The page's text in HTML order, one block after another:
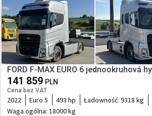
FORD F-MAX EURO 6 jednookruhová
141 859 PLN
Cena bez VAT
2022 Euro 5 493 hp Ładowność: 9318 kg
Waga ogólna: 18000 kg